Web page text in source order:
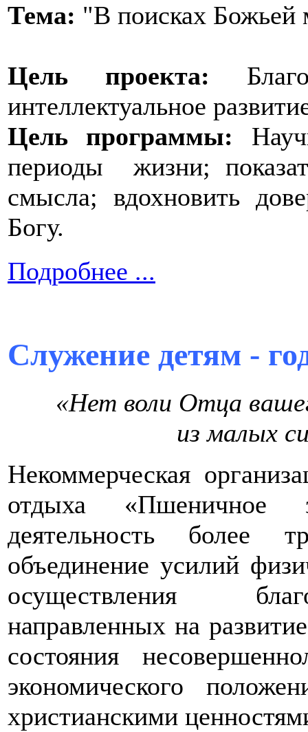
Тема: "В поисках Божьей
Цель проекта:
интеллектуальное
Цель программы:
периоды жизни;
смысла; вдохновить
Богу.
Подробнее ...
Служение детям -
«Нет воли Отца
из малых
Некоммерческая
отдыха «Пшеничное
деятельность более
объединение усилий
осуществления
направленных на
состояния
экономического
христианскими